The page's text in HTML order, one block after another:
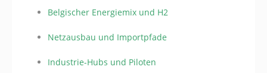
Belgischer Energiemix und H2
Netzausbau und Importpfade
Industrie-Hubs und Piloten